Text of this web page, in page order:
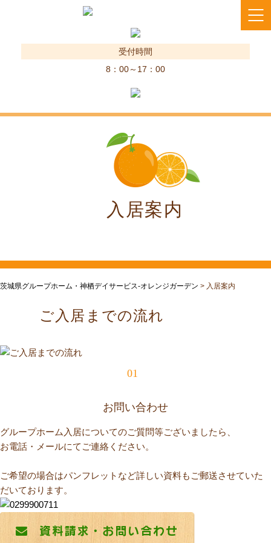
受付時間
8：00～17：00
入居案内
茨城県グループホーム・神栖デイサービス-オレンジガーデン > 入居案内
ご入居までの流れ
01
お問い合わせ
グループホーム入居についてのご質問等ございましたら、
お電話・メールにてご連絡ください。
ご希望の場合はパンフレットなど詳しい資料もご郵送させていた
だいております。